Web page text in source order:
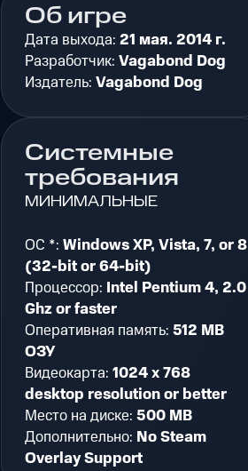
Об игре
Дата выхода: 21 мая. 2014 г.
Разработчик: Vagabond Dog
Издатель: Vagabond Dog
Системные
требования
МИНИМАЛЬНЫЕ
ОС *: Windows XP, Vista, 7, or 8
(32-bit or 64-bit)
Процессор: Intel Pentium 4, 2.0
Ghz or faster
Оперативная память: 512 MB
ОЗУ
Видеокарта: 1024 x 768
desktop resolution or better
Место на диске: 500 MB
Дополнительно: No Steam
Overlay Support